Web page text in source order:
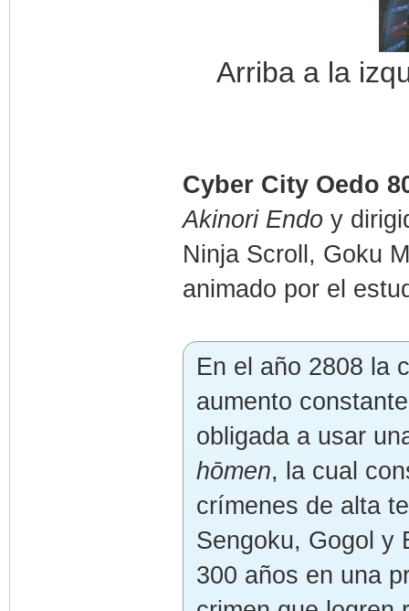
Arriba a la
Cyber City Oedo
Akinori Endo y
Ninja Scroll, Goku
animado por el
En el año 2808 la
aumento
obligada a usar
hōmen, la cual
crímenes de alta
Sengoku, Gogol y
300 años en una